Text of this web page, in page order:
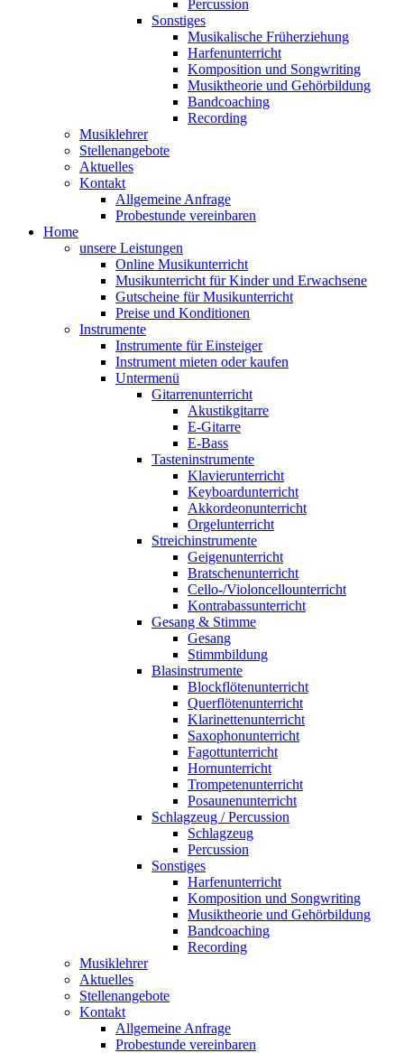
Percussion
Sonstiges
Musikalische Früherziehung
Harfenunterricht
Komposition und Songwriting
Musiktheorie und Gehörbildung
Bandcoaching
Recording
Musiklehrer
Stellenangebote
Aktuelles
Kontakt
Allgemeine Anfrage
Probestunde vereinbaren
Home
unsere Leistungen
Online Musikunterricht
Musikunterricht für Kinder und Erwachsene
Gutscheine für Musikunterricht
Preise und Konditionen
Instrumente
Instrumente für Einsteiger
Instrument mieten oder kaufen
Untermenü
Gitarrenunterricht
Akustikgitarre
E-Gitarre
E-Bass
Tasteninstrumente
Klavierunterricht
Keyboardunterricht
Akkordeonunterricht
Orgelunterricht
Streichinstrumente
Geigenunterricht
Bratschenunterricht
Cello-/Violoncellounterricht
Kontrabassunterricht
Gesang & Stimme
Gesang
Stimmbildung
Blasinstrumente
Blockflötenunterricht
Querflötenunterricht
Klarinettenunterricht
Saxophonunterricht
Fagottunterricht
Hornunterricht
Trompetenunterricht
Posaunenunterricht
Schlagzeug / Percussion
Schlagzeug
Percussion
Sonstiges
Harfenunterricht
Komposition und Songwriting
Musiktheorie und Gehörbildung
Bandcoaching
Recording
Musiklehrer
Aktuelles
Stellenangebote
Kontakt
Allgemeine Anfrage
Probestunde vereinbaren